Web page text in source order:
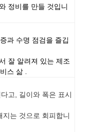
정비를 만들 것입니
과 수명 점검을 즐깁
잘 알려져 있는 제조
스 삶 .
고, 길이와 폭은 표시
는 것으로 회피합니